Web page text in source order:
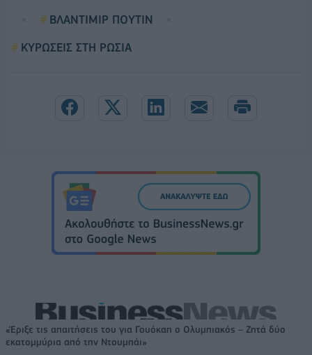
ΒΛΑΝΤΙΜΙΡ ΠΟΥΤΙΝ
ΚΥΡΩΣΕΙΣ ΣΤΗ ΡΩΣΙΑ
«Έριξε τις απαιτήσεις του για Γουόκαπ ο Ολυμπιακός – Ζητά δύο
εκατομμύρια από την Ντουμπάι»